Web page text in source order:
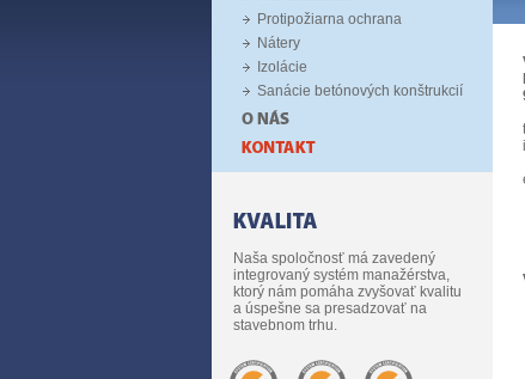
Protipožiarna ochrana
Nátery
Izolácie
Sanácie betónových konštrukcií
Naša spoločnosť má zavedený
integrovaný systém manažérstva,
ktorý nám pomáha zvyšovať kvalitu
a úspešne sa presadzovať na
stavebnom trhu.